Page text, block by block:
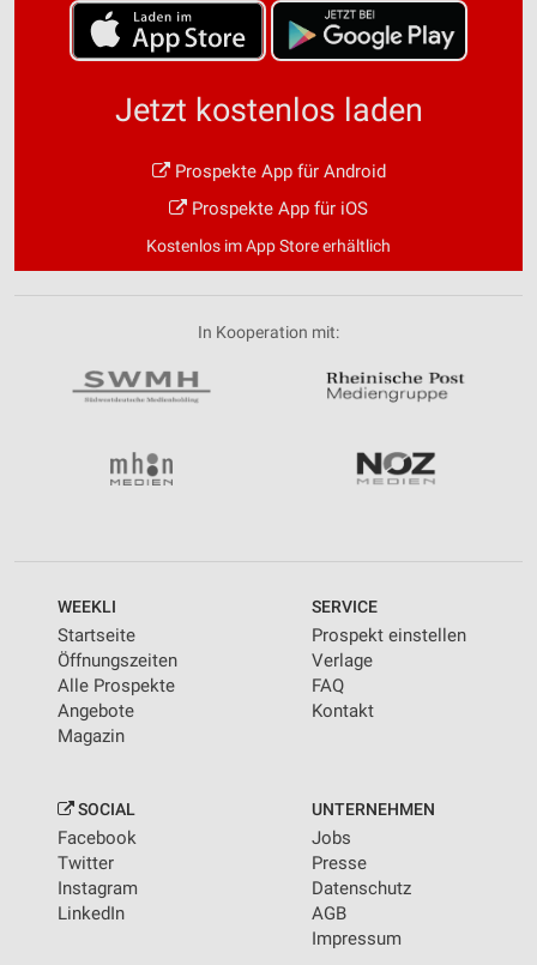
Jetzt kostenlos laden
Prospekte App für Android
Prospekte App für iOS
Kostenlos im App Store erhältlich
In Kooperation mit:
WEEKLI
Startseite
Öffnungszeiten
Alle Prospekte
Angebote
Magazin
SERVICE
Prospekt einstellen
Verlage
FAQ
Kontakt
SOCIAL
Facebook
Twitter
Instagram
LinkedIn
UNTERNEHMEN
Jobs
Presse
Datenschutz
AGB
Impressum